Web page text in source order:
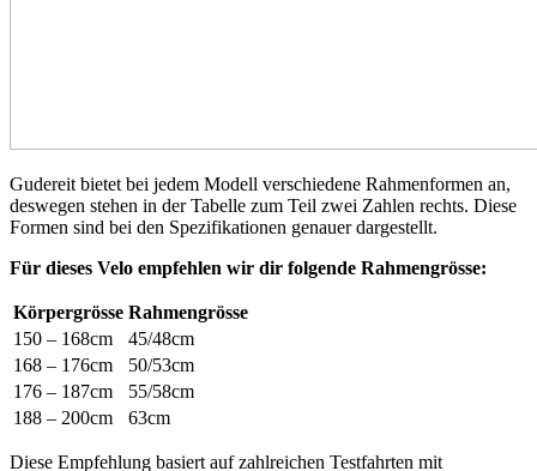
Gudereit bietet bei jedem Modell verschiedene Rahmenformen an,
deswegen stehen in der Tabelle zum Teil zwei Zahlen rechts. Diese
Formen sind bei den Spezifikationen genauer dargestellt.
Für dieses Velo empfehlen wir dir folgende Rahmengrösse:
Körpergrösse Rahmengrösse
150 – 168cm
45/48cm
168 – 176cm
50/53cm
176 – 187cm
55/58cm
188 – 200cm
63cm
Diese Empfehlung basiert auf zahlreichen Testfahrten mit